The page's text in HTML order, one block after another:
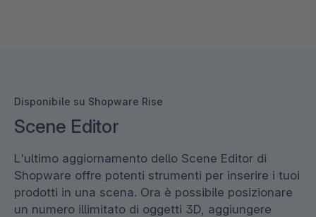
Disponibile su Shopware Rise
Scene Editor
L'ultimo aggiornamento dello Scene Editor di
Shopware offre potenti strumenti per inserire i tuoi
prodotti in una scena. Ora è possibile posizionare
un numero illimitato di oggetti 3D, aggiungere